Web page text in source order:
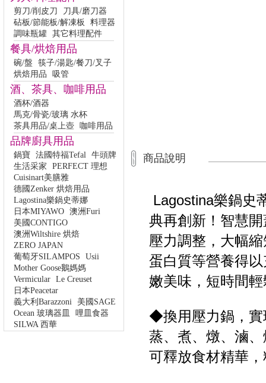
剪刀/削皮刀
刀具/磨刀器
砧板/節能板/解凍板
料理器
調味瓶罐 其它料理配件
餐具/烘焙用品
碗/盤
筷子/湯匙/餐刀/叉子
烘焙用品
吸管
酒、茶具、咖啡用品
酒杯/酒器
馬克/骨瓷/玻璃 水杯
茶具用品/桌上壺 咖啡用品
品牌廚具用品
鍋寶 法國特福Tefal 牛頭牌
生活采家
PERFECT 理想
Cuisinart美膳雅
德國Zenker 烘焙用品
Lagostina樂鍋史蒂娜
日本MIYAWO 澳洲Furi
美國CONTIGO
澳洲Wiltshire 烘焙
ZERO JAPAN
葡萄牙SILAMPOS
Usii
Mother Goose鵝媽媽
Vermicular Le Creuset
日本Peacetar
義大利Barazzoni
美國SAGE
Ocean 玻璃器皿
哩皿食器
SILWA 西華
商品說明
Lagostina樂鍋史
典再創新！智慧
壓力調整，大幅
蛋白質等營養得
嫩美味，短時間
◆換用壓力鍋，實
蒸、煮、燉、滷
可釋放食材精華